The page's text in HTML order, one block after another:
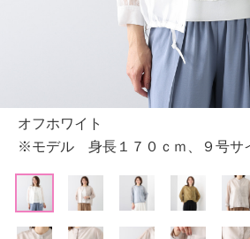
オフホワイト
※モデル 身長１７０ｃｍ、９号サ